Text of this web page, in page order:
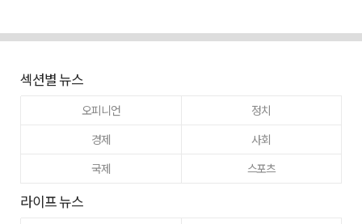
섹션별 뉴스
오피니언
정치
경제
사회
국제
스포츠
라이프 뉴스